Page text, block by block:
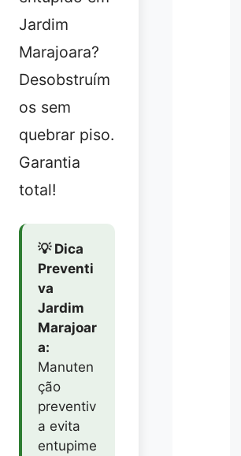
Jardim
Marajoara?
Desobstruím
os sem
quebrar piso.
Garantia
total!
💡 Dica
Preventi
va
Jardim
Marajoar
a:
Manuten
ção
preventiv
a evita
entupime